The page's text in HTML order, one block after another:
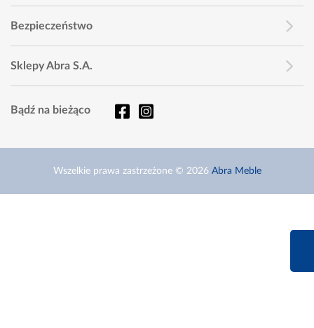
Bezpieczeństwo
Sklepy Abra S.A.
Bądź na bieżąco
Wszelkie prawa zastrzeżone © 2026 Abra Meble